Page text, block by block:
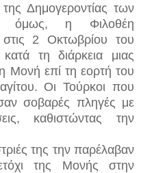
Δημογεροντίας των
όμως, η Φιλοθέη
2 Οκτωβρίου του
τη διάρκεια μιας
Μονή επί τη εορτή του
Οι Τούρκοι που
σοβαρές πληγές με
καθιστώντας την
της την παρέλαβαν
της Μονής στην